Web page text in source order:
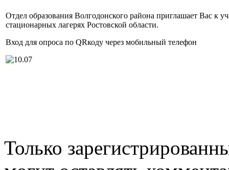
Отдел образования Волгодонского района приглашает Вас к
стационарных лагерях Ростовской области.
Вход для опроса по QRкоду через мобильный телефон
Только